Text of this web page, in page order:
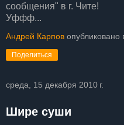
сообщения" в г. Чите!
Уффф...
Андрей Карпов опубликовано
Поделиться
среда, 15 декабря 2010 г.
Шире суши